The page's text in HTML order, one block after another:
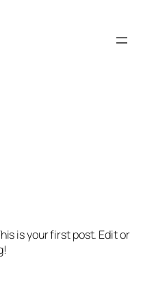
is your first post. Edit or